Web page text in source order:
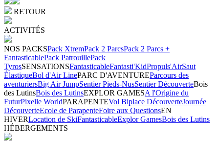
RETOUR
ACTIVITÉS
NOS PACKSPack XtremPack 2 ParcsPack 2 Parcs +
FantasticablePack PatrouillePack
TyrosSENSATIONSFantasticableFantasti'KidPropuls'AirSaut
ÉlastiqueBol d'Air LinePARC D'AVENTUREParcours des
aventuriersBig Air JumpSentier Pieds-NusSentier DécouverteBois
des LutinsBois des LutinsEXPLOR GAMESA l'Origine du
FuturPixelle WorldPARAPENTEVol Biplace DécouverteJournée
DécouverteEcole de ParapenteFoire aux QuestionsEN
HIVERLocation de SkiFantasticableExplor GamesBois des Lutins
HÉBERGEMENTS